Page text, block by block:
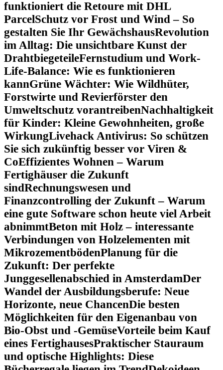
funktioniert die Retoure mit DHL
ParcelSchutz vor Frost und Wind – So
gestalten Sie Ihr GewächshausRevolution
im Alltag: Die unsichtbare Kunst der
DrahtbiegeteileFernstudium und Work-
Life-Balance: Wie es funktionieren
kannGrüne Wächter: Wie Wildhüter,
Forstwirte und Revierförster den
Umweltschutz vorantreibenNachhaltigkeit
für Kinder: Kleine Gewohnheiten, große
WirkungLivehack Antivirus: So schützen
Sie sich zukünftig besser vor Viren &
CoEffizientes Wohnen – Warum
Fertighäuser die Zukunft
sindRechnungswesen und
Finanzcontrolling der Zukunft – Warum
eine gute Software schon heute viel Arbeit
abnimmtBeton mit Holz – interessante
Verbindungen von Holzelementen mit
MikrozementbödenPlanung für die
Zukunft: Der perfekte
Junggesellenabschied in AmsterdamDer
Wandel der Ausbildungsberufe: Neue
Horizonte, neue ChancenDie besten
Möglichkeiten für den Eigenanbau von
Bio-Obst und -GemüseVorteile beim Kauf
eines FertighausesPraktischer Stauraum
und optische Highlights: Diese